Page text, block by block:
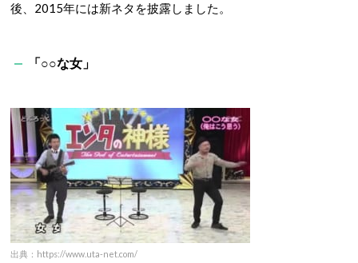
後、 2015年には新ネタを披露しました。
「○○な女」
出典：https://www.uta-net.com/